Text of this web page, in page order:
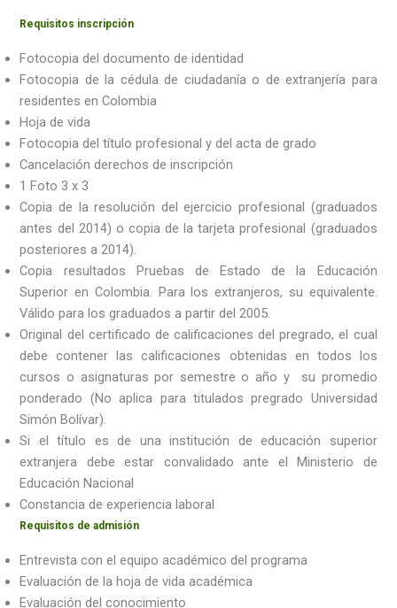
Requisitos inscripción
Fotocopia del documento de identidad
Fotocopia de la cédula de ciudadanía o de extranjería para
residentes en Colombia
Hoja de vida
Fotocopia del título profesional y del acta de grado
Cancelación derechos de inscripción
1 Foto 3 x 3
Copia de la resolución del ejercicio profesional (graduados
antes del 2014) o copia de la tarjeta profesional (graduados
posteriores a 2014).
Copia resultados Pruebas de Estado de la Educación
Superior en Colombia. Para los extranjeros, su equivalente.
Válido para los graduados a partir del 2005.
Original del certificado de calificaciones del pregrado, el cual
debe contener las calificaciones obtenidas en todos los
cursos o asignaturas por semestre o año y su promedio
ponderado (No aplica para titulados pregrado Universidad
Simón Bolívar).
Si el título es de una institución de educación superior
extranjera debe estar convalidado ante el Ministerio de
Educación Nacional
Constancia de experiencia laboral
Requisitos de admisión
Entrevista con el equipo académico del programa
Evaluación de la hoja de vida académica
Evaluación del conocimiento